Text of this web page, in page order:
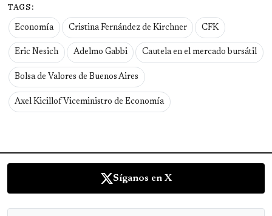
TAGS:
Economía Cristina Fernández de Kirchner CFK
Eric Nesich Adelmo Gabbi Cautela en el mercado bursátil
Bolsa de Valores de Buenos Aires
Axel Kicillof Viceministro de Economía
Síganos en X